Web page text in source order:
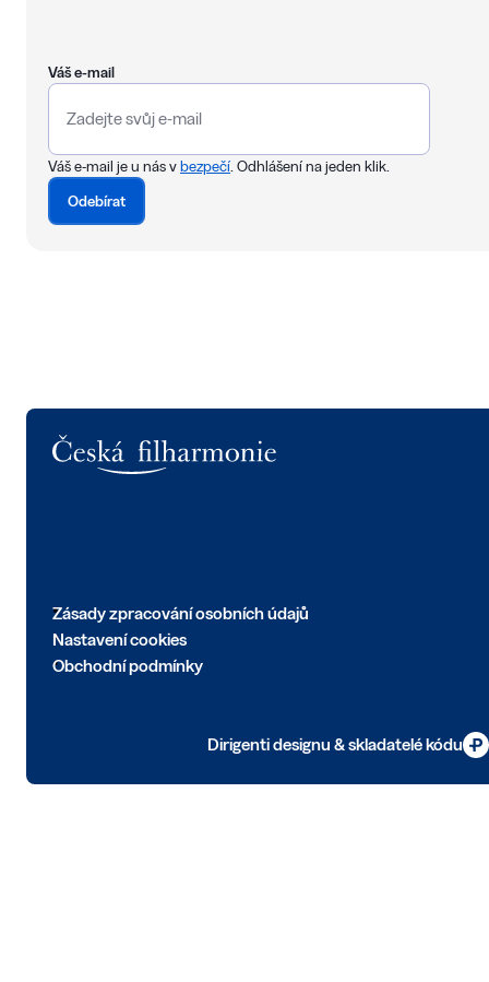
Váš e-mail
Váš e-mail je u nás vbezpečí . Odhlášení na jeden klik.
Odebírat
Zásady zpracování osobních údajů
Nastavení cookies
Obchodní podmínky
Dirigenti designu & skladatelé kódu